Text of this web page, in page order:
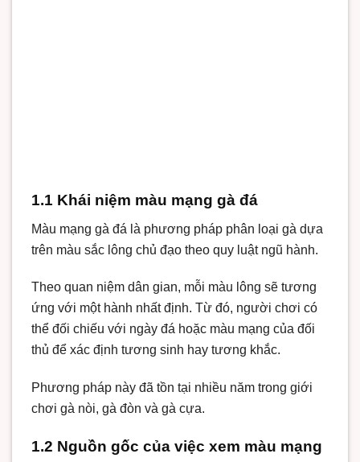
1.1 Khái niệm màu mạng gà đá
Màu mạng gà đá là phương pháp phân loại gà dựa
trên màu sắc lông chủ đạo theo quy luật ngũ hành.
Theo quan niệm dân gian, mỗi màu lông sẽ tương
ứng với một hành nhất định. Từ đó, người chơi có
thể đối chiếu với ngày đá hoặc màu mạng của đối
thủ để xác định tương sinh hay tương khắc.
Phương pháp này đã tồn tại nhiều năm trong giới
chơi gà nòi, gà đòn và gà cựa.
1.2 Nguồn gốc của việc xem màu mạng